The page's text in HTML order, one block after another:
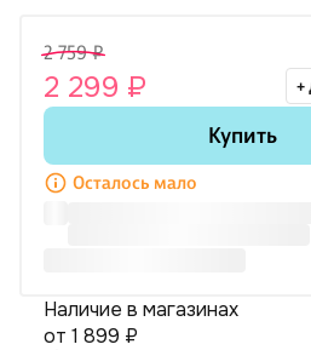
Кустодиева.
Для широкого круга читателей.
2 759 ₽
2 299 ₽ +
Купить
Осталось мало
Наличие в магазинах
от 1 899 ₽